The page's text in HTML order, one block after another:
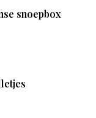
snoepbox